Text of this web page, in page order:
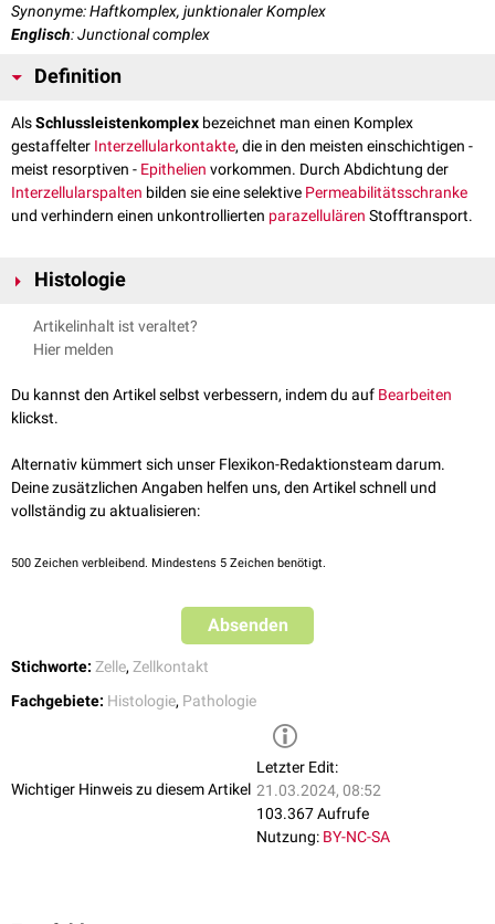
Synonyme: Haftkomplex, junktionaler Komplex
Englisch: Junctional complex
Definition
AlsSchlussleistenkomplex bezeichnet man einen Komplex
gestaffelter Interzellularkontakte, die in den meisten einschichtigen -
meist resorptiven - Epithelien vorkommen. Durch Abdichtung der
Interzellularspalten bilden sie eine selektive Permeabilitätsschranke
und verhindern einen unkontrollierten parazellulären Stofftransport.
Histologie
Der genaue Aufbau der Schlussleistenkomplexe ist im
Elektronenmikroskop
Zonula occludens("tight junction")
Zonula adhaerens
In derLichtmikroskopiewird der Schlussleistenkomplex nur indirekt
anhand derAktinfilamentedargestellt, die für dieintrazelluläre
Verankerung der Zonula occludens und Zonula adhaerens sorgen. Durch
Flachschnittendes apikalen Epithelbereichs als hexagonales Muster
Artikelinhalt ist veraltet?
Hier melden
Du kannst den Artikel selbst verbessern, indem du auf Bearbeiten
klickst.
Alternativ kümmert sich unser Flexikon-Redaktionsteam darum.
Deine zusätzlichen Angaben helfen uns, den Artikel schnell und
vollständig zu aktualisieren:
500 Zeichen verbleibend. Mindestens 5 Zeichen benötigt.
Absenden
Stichworte: Zelle, Zellkontakt
Fachgebiete: Histologie, Pathologie
Wichtiger Hinweis zu diesem Artikel
Letzter Edit:
21.03.2024, 08:52
103.367 Aufrufe
Nutzung: BY-NC-SA